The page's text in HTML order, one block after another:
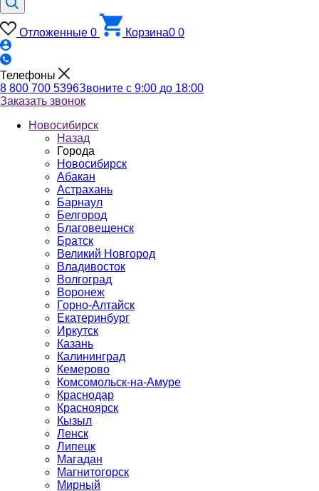
Отложенные 0 Корзина0 0
Телефоны
8 800 700 5396Звоните с 9:00 до 18:00
Заказать звонок
Новосибирск
Назад
Города
Новосибирск
Абакан
Астрахань
Барнаул
Белгород
Благовещенск
Братск
Великий Новгород
Владивосток
Волгоград
Воронеж
Горно-Алтайск
Екатеринбург
Иркутск
Казань
Калининград
Кемерово
Комсомольск-на-Амуре
Краснодар
Красноярск
Кызыл
Ленск
Липецк
Магадан
Магнитогорск
Мирный